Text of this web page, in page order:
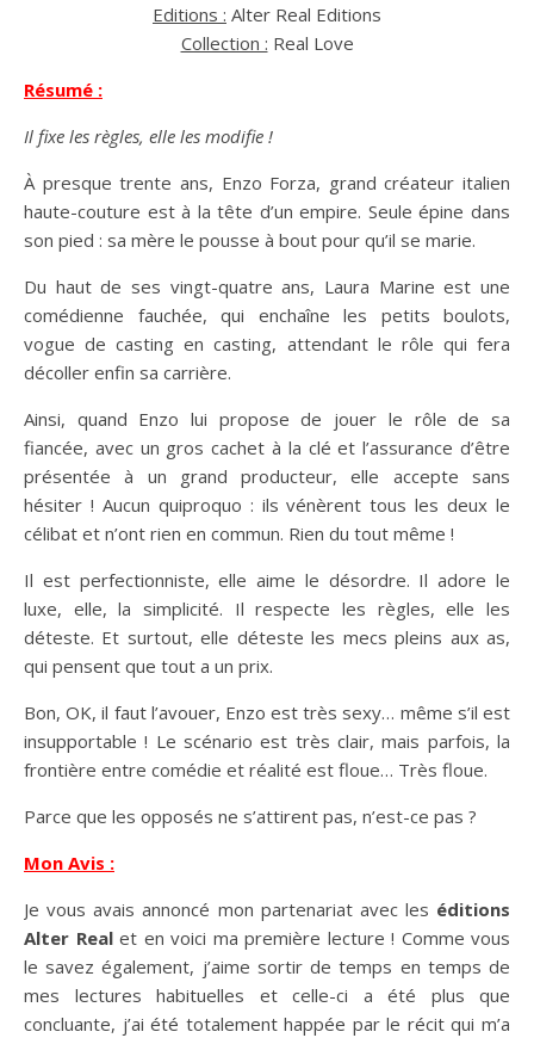
Editions : Alter Real Editions
Collection : Real Love
Résumé :
Il fixe les règles, elle les modifie !
À presque trente ans, Enzo Forza, grand créateur italien
haute-couture est à la tête d’un empire. Seule épine dans
son pied : sa mère le pousse à bout pour qu’il se marie.
Du haut de ses vingt-quatre ans, Laura Marine est une
comédienne fauchée, qui enchaîne les petits boulots,
vogue de casting en casting, attendant le rôle qui fera
décoller enfin sa carrière.
Ainsi, quand Enzo lui propose de jouer le rôle de sa
fiancée, avec un gros cachet à la clé et l’assurance d’être
présentée à un grand producteur, elle accepte sans
hésiter ! Aucun quiproquo : ils vénèrent tous les deux le
célibat et n’ont rien en commun. Rien du tout même !
Il est perfectionniste, elle aime le désordre. Il adore le
luxe, elle, la simplicité. Il respecte les règles, elle les
déteste. Et surtout, elle déteste les mecs pleins aux as,
qui pensent que tout a un prix.
Bon, OK, il faut l’avouer, Enzo est très sexy… même s’il est
insupportable ! Le scénario est très clair, mais parfois, la
frontière entre comédie et réalité est floue… Très floue.
Parce que les opposés ne s’attirent pas, n’est-ce pas ?
Mon Avis :
Je vous avais annoncé mon partenariat avec les éditions
Alter Realet en voici ma première lecture ! Comme vous
le savez également, j’aime sortir de temps en temps de
mes lectures habituelles et celle-ci a été plus que
concluante, j’ai été totalement happée par le récit qui m’a